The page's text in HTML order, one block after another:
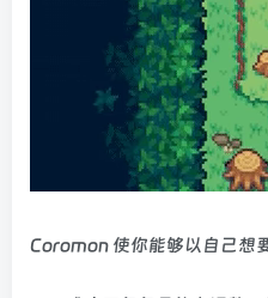
Coromon 使你能够以自己想